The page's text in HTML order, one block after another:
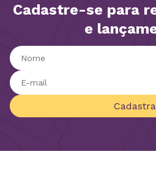
Cadastre-se para
e